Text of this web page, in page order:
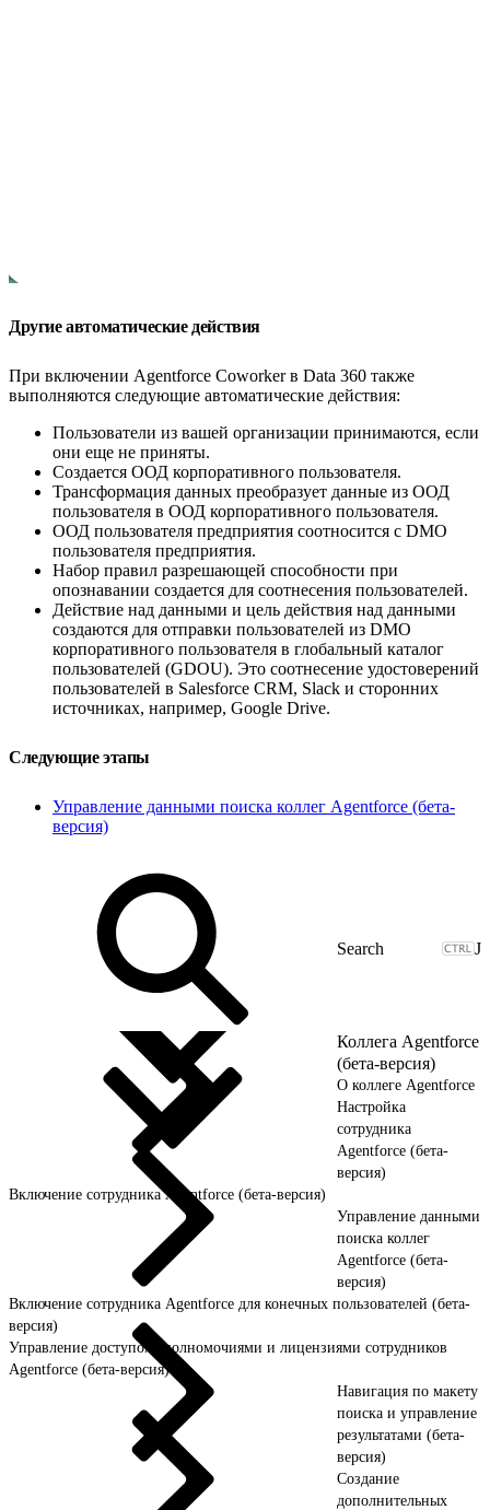
Другие автоматические действия
При включении Agentforce Coworker в Data 360 также
выполняются следующие автоматические действия:
Пользователи из вашей организации принимаются, если
они еще не приняты.
Создается ООД корпоративного пользователя.
Трансформация данных преобразует данные из ООД
пользователя в ООД корпоративного пользователя.
ООД пользователя предприятия соотносится с DMO
пользователя предприятия.
Набор правил разрешающей способности при
опознавании создается для соотнесения пользователей.
Действие над данными и цель действия над данными
создаются для отправки пользователей из DMO
корпоративного пользователя в глобальный каталог
пользователей (GDOU). Это соотнесение удостоверений
пользователей в Salesforce CRM, Slack и сторонних
источниках, например, Google Drive.
Следующие этапы
Управление данными поиска коллег Agentforce (бета-
версия)
J
Коллега Agentforce
(бета-версия)
О коллеге Agentforce
Настройка
сотрудника
Agentforce (бета-
версия)
Включение сотрудника Agentforce (бета-версия)
Управление данными
поиска коллег
Agentforce (бета-
версия)
Включение сотрудника Agentforce для конечных пользователей (бета-
версия)
Управление доступом, полномочиями и лицензиями сотрудников
Agentforce (бета-версия)
Навигация по макету
поиска и управление
результатами (бета-
версия)
Создание
дополнительных